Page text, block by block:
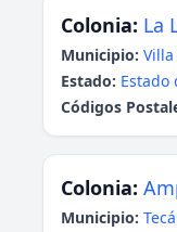
Colonia: La
Municipio:
Estado: Estado
Códigos
Colonia:
Municipio: